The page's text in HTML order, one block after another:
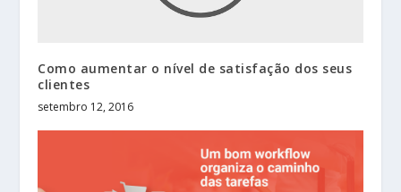
Como aumentar o nível de satisfação dos seus
clientes
setembro 12, 2016